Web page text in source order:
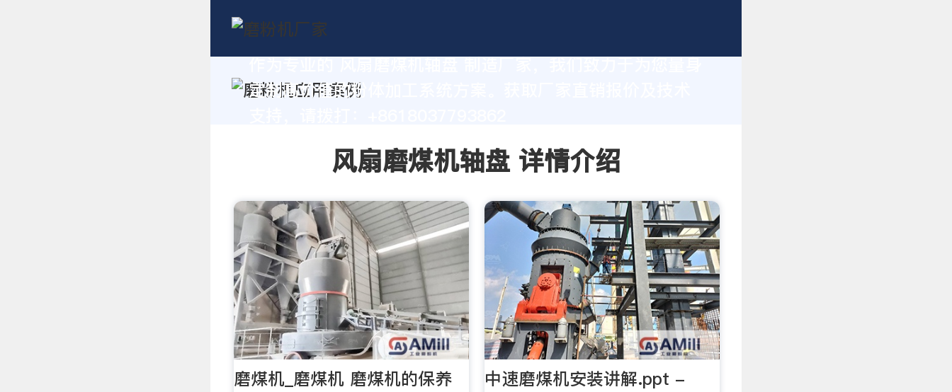
定制高价值的粉体加工系统方案。获取厂家直销报价及技术
风扇磨煤机轴盘 详情介绍
磨煤机_磨煤机 磨煤机的保养
中速磨煤机安装讲解.ppt -